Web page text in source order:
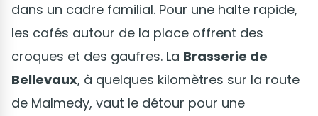
dans un cadre familial. Pour une halte rapide,
les cafés autour de la place offrent des
croques et des gaufres. La Brasserie de
Bellevaux, à quelques kilomètres sur la route
de Malmedy, vaut le détour pour une